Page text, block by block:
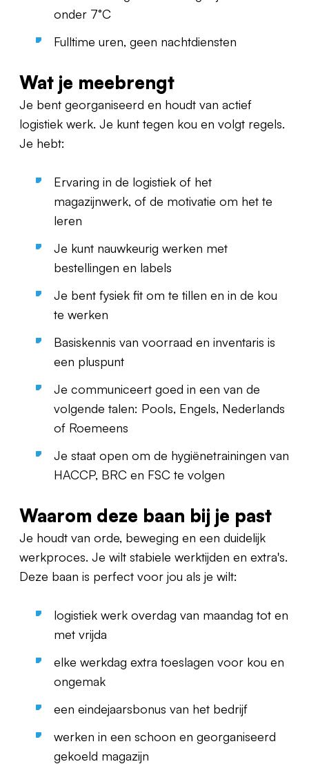
onder 7°C
Fulltime uren, geen nachtdiensten
Wat je meebrengt
Je bent georganiseerd en houdt van actief
logistiek werk. Je kunt tegen kou en volgt regels.
Je hebt:
Ervaring in de logistiek of het
magazijnwerk, of de motivatie om het te
leren
Je kunt nauwkeurig werken met
bestellingen en labels
Je bent fysiek fit om te tillen en in de kou
te werken
Basiskennis van voorraad en inventaris is
een pluspunt
Je communiceert goed in een van de
volgende talen: Pools, Engels, Nederlands
of Roemeens
Je staat open om de hygiënetrainingen van
HACCP, BRC en FSC te volgen
Waarom deze baan bij je past
Je houdt van orde, beweging en een duidelijk
werkproces. Je wilt stabiele werktijden en extra's.
Deze baan is perfect voor jou als je wilt:
logistiek werk overdag van maandag tot en
met vrijda
elke werkdag extra toeslagen voor kou en
ongemak
een eindejaarsbonus van het bedrijf
werken in een schoon en georganiseerd
gekoeld magazijn